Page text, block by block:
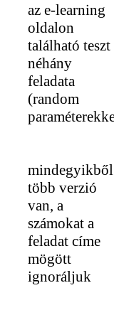
az e-learning
oldalon
található teszt
néhány
feladata
(random
mindegyikből
több verzió
van, a
számokat a
feladat címe
mögött
ignoráljuk